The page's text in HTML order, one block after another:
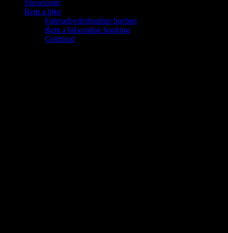
Showroom
Rent a bike
Fahrradverleihonline buchen
Rent a bikeonline booking
Grätzlrad